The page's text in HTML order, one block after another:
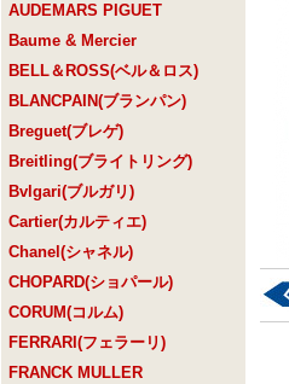
AUDEMARS PIGUET
Baume & Mercier
BELL＆ROSS(ベル＆ロス)
BLANCPAIN(ブランパン)
Breguet(ブレゲ)
Breitling(ブライトリング)
Bvlgari(ブルガリ)
Cartier(カルティエ)
Chanel(シャネル)
CHOPARD(ショパール)
CORUM(コルム)
FERRARI(フェラーリ)
FRANCK MULLER